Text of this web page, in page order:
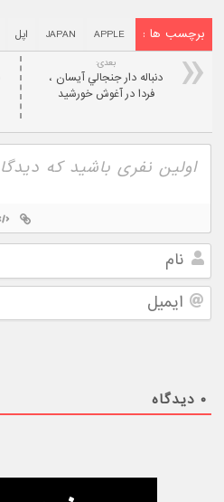
برچسب ها : APPLE
JAPAN اپل
بعدی:
دنباله دار جنجالي آيسان ،
فردا در آغوش خورشيد
۰ دیدگاه